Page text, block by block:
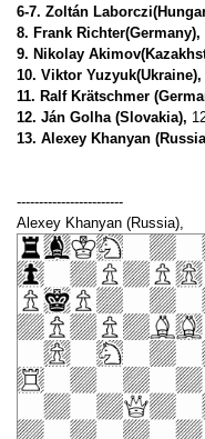
6-7. Zoltán
8. Frank Richter(Germany),
9. Nikolay
10. Viktor Yuzyuk(Ukraine),
11. Ralf Krätschmer
12. Ján Golha (Slovakia),
13. Alexey Khanyan
------------------------
Alexey Khanyan (Russia),